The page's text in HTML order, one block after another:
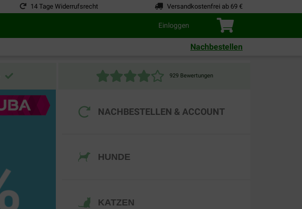
14 Tage Widerrufsrecht Versandkostenfrei ab 69 €
Einloggen
Nachbestellen
929 Bewertungen
NACHBESTELLEN & ACCOUNT
HUNDE
KATZEN